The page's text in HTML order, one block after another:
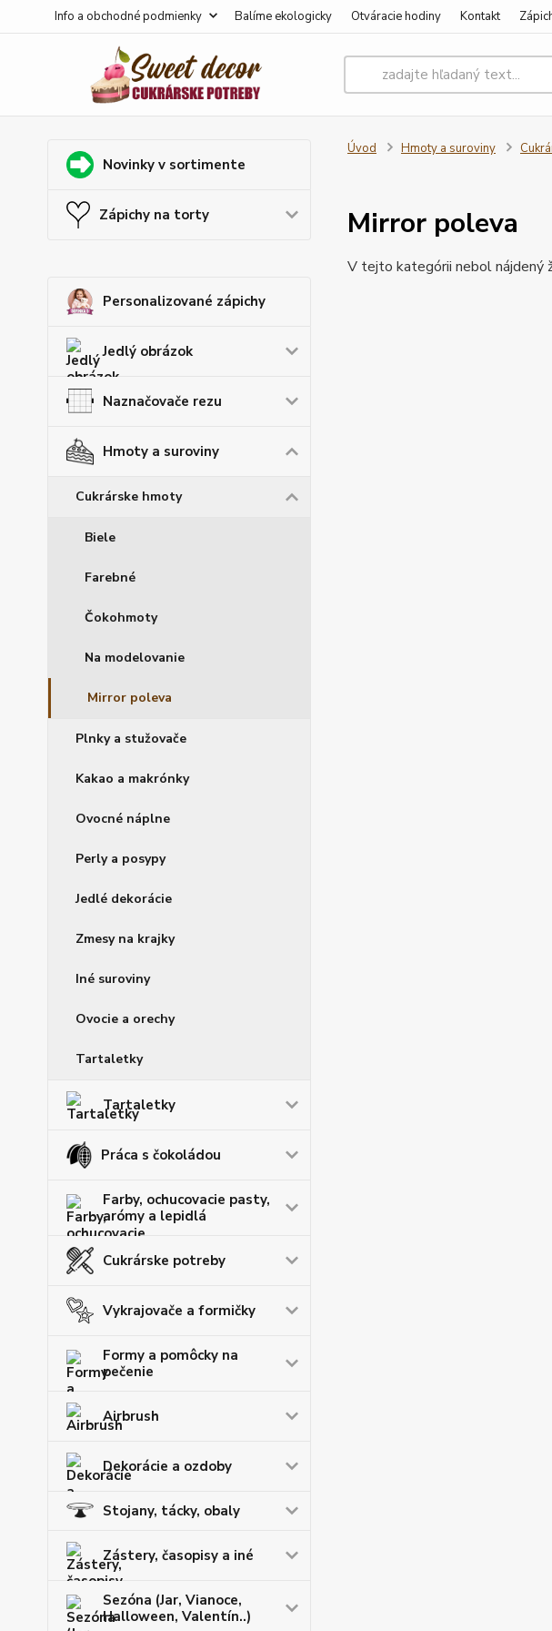
Info a obchodné podmienky Balíme ekologicky Otváracie hodiny Kontakt
Novinky v sortimente
Zápichy na torty
Personalizované zápichy
Jedlý obrázok
Naznačovače rezu
Hmoty a suroviny
Cukrárske hmoty
Biele
Farebné
Čokohmoty
Na modelovanie
Mirror poleva
Plnky a stužovače
Kakao a makrónky
Ovocné náplne
Perly a posypy
Jedlé dekorácie
Zmesy na krajky
Iné suroviny
Ovocie a orechy
Tartaletky
Tartaletky
Práca s čokoládou
Farby, ochucovacie pasty,
arómy a lepidlá
Cukrárske potreby
Vykrajovače a formičky
Formy a pomôcky na
pečenie
Airbrush
Dekorácie a ozdoby
Stojany, tácky, obaly
Zástery, časopisy a iné
Sezóna (Jar, Vianoce,
Halloween, Valentín..)
Úvod Hmoty a suroviny
Mirror poleva
V tejto kategórii nebol nájdený